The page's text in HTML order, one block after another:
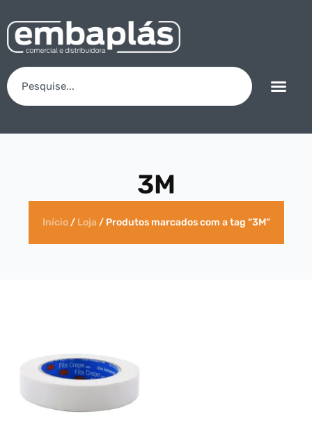
3M
Início/ Loja / Produtos marcados com a tag “3M”